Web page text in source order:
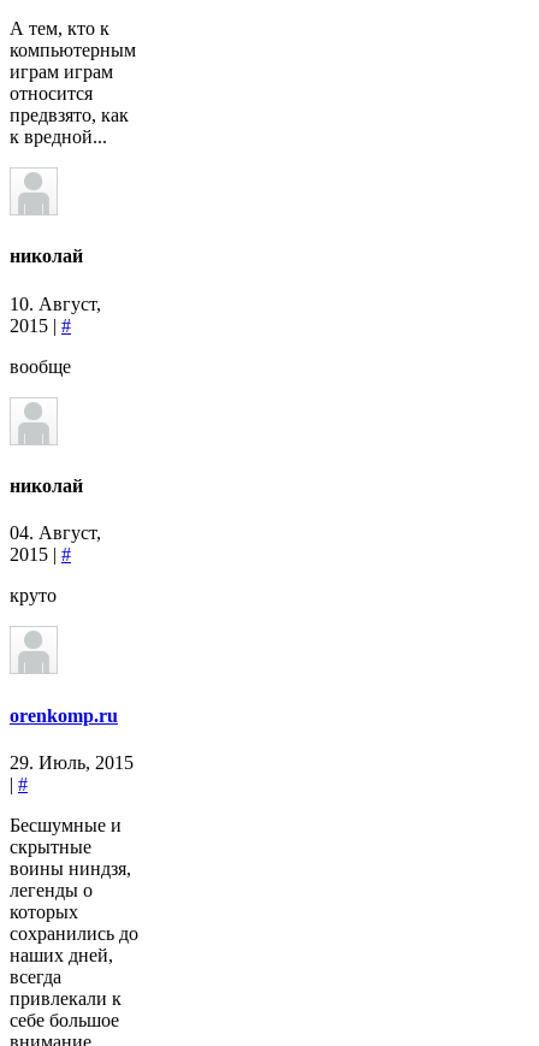
А тем, кто к
компьютерным
играм играм
относится
предвзято, как
к вредной...
николай
10. Август,
2015 | #
вообще
николай
04. Август,
2015 | #
круто
orenkomp.ru
29. Июль, 2015
| #
Бесшумные и
скрытные
воины ниндзя,
легенды о
которых
сохранились до
наших дней,
всегда
привлекали к
себе большое
внимание.